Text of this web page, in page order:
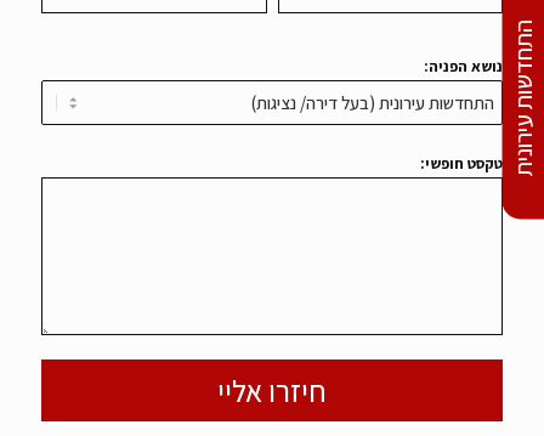
התחדשות עירונית נושא הפניה:
טקסט חופשי: